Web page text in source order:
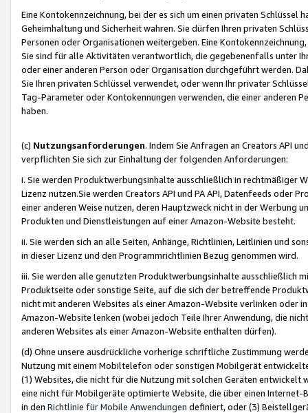
Eine Kontokennzeichnung, bei der es sich um einen privaten
Geheimhaltung und Sicherheit wahren. Sie dürfen Ihren privaten
Personen oder Organisationen weitergeben. Eine
Sie sind für alle Aktivitäten verantwortlich, die gegebenenfalls unter
oder einer anderen Person oder Organisation durchgeführt werden.
Sie Ihren privaten Schlüssel verwendet, oder wenn Ihr privater
Tag-Parameter oder Kontokennungen verwenden, die einer anderen
haben.
(c) Nutzungsanforderungen. Indem Sie Anfragen an Creators API
verpflichten Sie sich zur Einhaltung der folgenden Anforderungen:
i. Sie werden Produktwerbungsinhalte ausschließlich in rechtmäßiger
Lizenz nutzen.Sie werden Creators API und PA API, Datenfeeds oder
einer anderen Weise nutzen, deren Hauptzweck nicht in der Werbung
Produkten und Dienstleistungen auf einer Amazon-Website besteht.
ii. Sie werden sich an alle Seiten, Anhänge, Richtlinien, Leitlinien und
in dieser Lizenz und den Programmrichtlinien Bezug genommen wird.
iii. Sie werden alle genutzten Produktwerbungsinhalte ausschließlich
Produktseite oder sonstige Seite, auf die sich der betreffende
nicht mit anderen Websites als einer Amazon-Website verlinken oder
Amazon-Website lenken (wobei jedoch Teile Ihrer Anwendung, die
anderen Websites als einer Amazon-Website enthalten dürfen).
(d) Ohne unsere ausdrückliche vorherige schriftliche Zustimmung
Nutzung mit einem Mobiltelefon oder sonstigen Mobilgerät
(1) Websites, die nicht für die Nutzung mit solchen Geräten
eine nicht für Mobilgeräte optimierte Website, die über einen
in den Richtlinie für Mobile Anwendungen definiert, oder (3)